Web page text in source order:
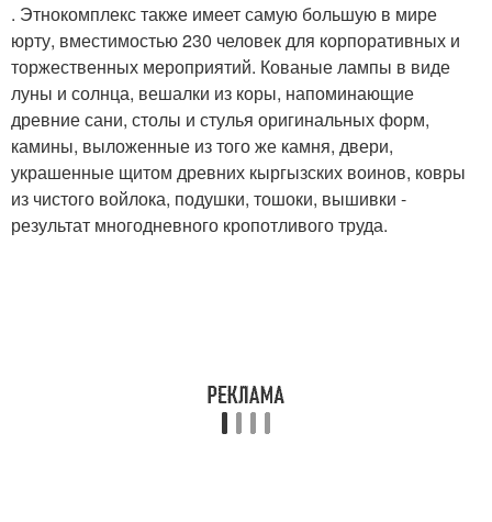
. Этнокомплекс также имеет самую большую в мире
юрту, вместимостью 230 человек для корпоративных и
торжественных мероприятий. Кованые лампы в виде
луны и солнца, вешалки из коры, напоминающие
древние сани, столы и стулья оригинальных форм,
камины, выложенные из того же камня, двери,
украшенные щитом древних кыргызских воинов, ковры
из чистого войлока, подушки, тошоки, вышивки -
результат многодневного кропотливого труда.